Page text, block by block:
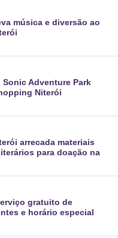
música e diversão ao
Sonic Adventure Park
Niterói
arrecada materiais
para doação na
gratuito de
e horário especial